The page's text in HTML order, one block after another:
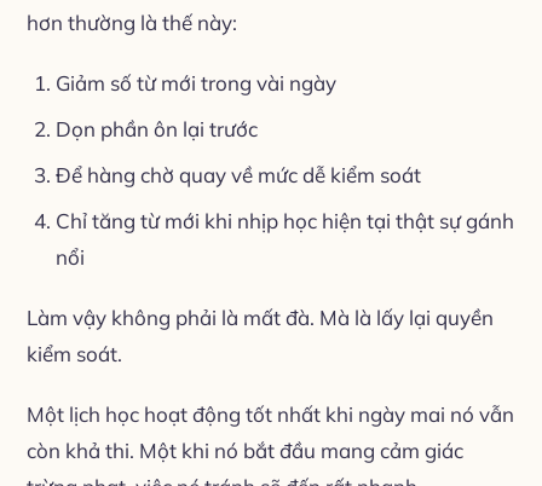
hơn thường là thế này:
Giảm số từ mới trong vài ngày
Dọn phần ôn lại trước
Để hàng chờ quay về mức dễ kiểm soát
Chỉ tăng từ mới khi nhịp học hiện tại thật sự gánh
nổi
Làm vậy không phải là mất đà. Mà là lấy lại quyền
kiểm soát.
Một lịch học hoạt động tốt nhất khi ngày mai nó vẫn
còn khả thi. Một khi nó bắt đầu mang cảm giác